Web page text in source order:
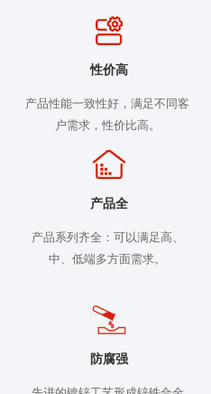
性价高
产品性能一致性好，满足不同客
户需求，性价比高。
产品全
产品系列齐全：可以满足高、
中、低端多方面需求。
防腐强